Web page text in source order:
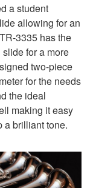
a student
allowing for an
3335 has the
for a more
two-piece
for the needs
the ideal
making it easy
a brilliant tone.